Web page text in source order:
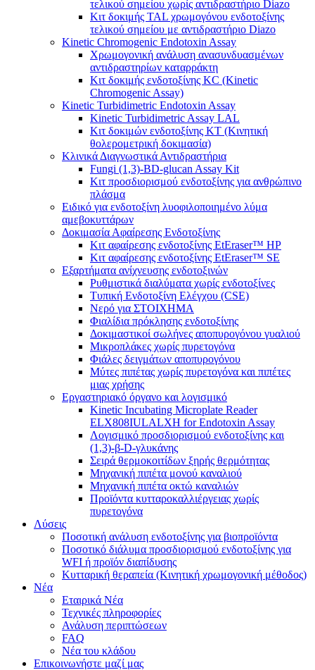
τελικού σημείου χωρίς αντιδραστήριο Diazo
Κιτ δοκιμής TAL χρωμογόνου ενδοτοξίνης
τελικού σημείου με αντιδραστήριο Diazo
Kinetic Chromogenic Endotoxin Assay
Χρωμογονική ανάλυση ανασυνδυασμένων
αντιδραστηρίων καταρράκτη
Κιτ δοκιμής ενδοτοξίνης KC ​​(Kinetic
Chromogenic Assay)
Kinetic Turbidimetric Endotoxin Assay
Kinetic Turbidimetric Assay LAL
Κιτ δοκιμών ενδοτοξίνης KT (Κινητική
θολερομετρική δοκιμασία)
Κλινικά Διαγνωστικά Αντιδραστήρια
Fungi (1,3)-BD-glucan Assay Kit
Κιτ προσδιορισμού ενδοτοξίνης για ανθρώπινο
πλάσμα
Ειδικό για ενδοτοξίνη λυοφιλοποιημένο λύμα
αμεβοκυττάρων
Δοκιμασία Αφαίρεσης Ενδοτοξίνης
Κιτ αφαίρεσης ενδοτοξίνης EtEraser™ HP
Κιτ αφαίρεσης ενδοτοξίνης EtEraser™ SE
Εξαρτήματα ανίχνευσης ενδοτοξινών
Ρυθμιστικά διαλύματα χωρίς ενδοτοξίνες
Τυπική Ενδοτοξίνη Ελέγχου (CSE)
Νερό για ΣΤΟΙΧΗΜΑ
Φιαλίδια πρόκλησης ενδοτοξίνης
Δοκιμαστικοί σωλήνες αποπυρογόνου γυαλιού
Μικροπλάκες χωρίς πυρετογόνα
Φιάλες δειγμάτων αποπυρογόνου
Μύτες πιπέτας χωρίς πυρετογόνα και πιπέτες
μιας χρήσης
Εργαστηριακό όργανο και λογισμικό
Kinetic Incubating Microplate Reader
ELX808IULALXH for Endotoxin Assay
Λογισμικό προσδιορισμού ενδοτοξίνης και
(1,3)-β-D-γλυκάνης
Σειρά θερμοκοιτίδων ξηρής θερμότητας
Μηχανική πιπέτα μονού καναλιού
Μηχανική πιπέτα οκτώ καναλιών
Προϊόντα κυτταροκαλλιέργειας χωρίς
πυρετογόνα
Λύσεις
Ποσοτική ανάλυση ενδοτοξίνης για βιοπροϊόντα
Ποσοτικό διάλυμα προσδιορισμού ενδοτοξίνης για
WFI ή προϊόν διαπίδυσης
Κυτταρική θεραπεία (Κινητική χρωμογονική μέθοδος)
Νέα
Εταιρικά Νέα
Τεχνικές πληροφορίες
Ανάλυση περιπτώσεων
FAQ
Νέα του κλάδου
Επικοινωνήστε μαζί μας